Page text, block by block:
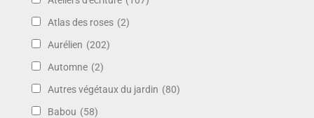
Atlas des roses (2)
Aurélien (202)
Automne (2)
Autres végétaux du jardin (80)
Babou (58)